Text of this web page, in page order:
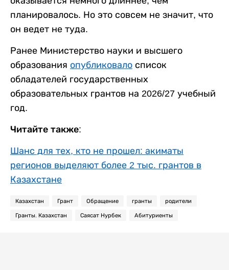
планировалось. Но это совсем не значит, что
он ведет не туда.
Ранее Министерство науки и высшего
образования опубликовало список
обладателей государственных
образовательных грантов на 2026/27 учебный
год.
Читайте также:
Шанс для тех, кто не прошел: акиматы
регионов выделяют более 2 тыс. грантов в
Казахстане
Казахстан Грант Обращение гранты родители
Гранты. Казахстан Саясат Нурбек Абитуриенты